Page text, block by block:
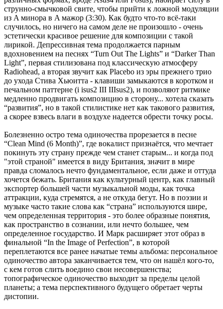
струнно-смычковой свите, чтобы прийти к ложной модуляции
из A минора в A мажор (3:30). Как будто что-то всё-таки
случилось, но ничего на самом деле не произошло - очень
эстетически красивое решение для композиции с такой
лирикой. Депрессивная тема продолжается парным
вдохновением на песнях “Turn Out The Lights” и “Darker Than
Light”, первая стилизована под классическую атмосферу
Radiohead, а вторая звучит как Placebo из эры прежнего трио
до ухода Стива Хьюитта - клавиши замыкаются в коротком и
печальном паттерне (i isus2 III IIIsus2), и позволяют ритмике
медленно продвигать композицию в сторону... хотела сказать
“развития”, но в такой стилистике нет как такового развития,
а скорее взвесь влаги в воздухе надеется обрести точку росы.
Болезненно остро тема одиночества прорезается в песне
“Clean Mind (6 Month)”, где вокалист признаётся, что мечтает
покинуть эту страну прежде чем станет старым... и когда под
"этой страной" имеется в виду Британия, значит в мире
правда сломалось нечто фундаментальное, если даже и оттуда
хочется бежать. Британия как культурный центр, как главный
экспортер большей части музыкальной моды, как точка
аттракции, куда стремятся, а не откуда бегут. Но в поэзии и
музыке часто такие слова как “страна” используются шире,
чем определенная территория - это более образные понятия,
как пространство в сознании, или нечто большее, чем
определенное государство. И Марк расширяет этот образ в
финальной “In the Image of Perfection”, в которой
переплетаются все ранее начатые темы альбома: персональное
одиночество автора заканчивается тем, что он нашёл кого-то,
с кем готов слить воедино свои несовершенства;
топографическое одиночество выходит за пределы целой
планеты; а тема перспективного будущего обретает черты
дистопии.